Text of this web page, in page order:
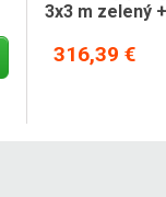
3x3 m zelený
316,39 €